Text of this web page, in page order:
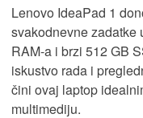
Lenovo IdeaPad 1
svakodnevne zadatke
RAM-a i brzi 512 GB
iskustvo rada i
čini ovaj laptop
multimediju.